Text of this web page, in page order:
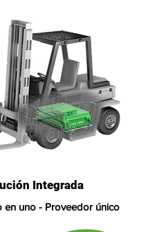
Integrada
en uno - Proveedor único